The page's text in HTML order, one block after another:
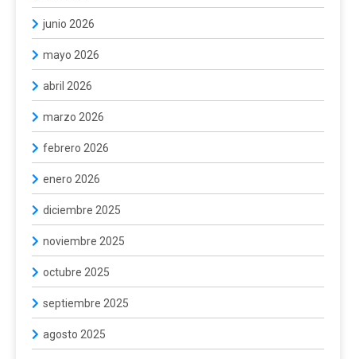
junio 2026
mayo 2026
abril 2026
marzo 2026
febrero 2026
enero 2026
diciembre 2025
noviembre 2025
octubre 2025
septiembre 2025
agosto 2025